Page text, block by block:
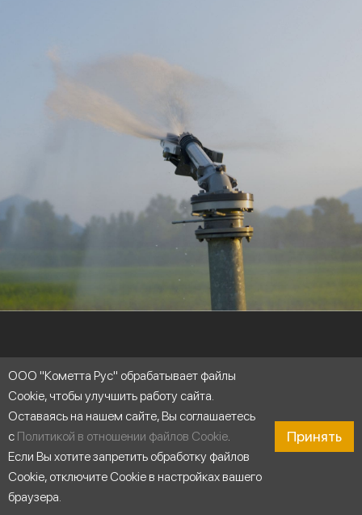
Область применения
ООО "Кометта Рус" обрабатывает файлы
Cookie, чтобы улучшить работу сайта.
Оставаясь на нашем сайте, Вы соглашаетесь
с Политикой в отношении файлов Cookie.
Если Вы хотите запретить обработку файлов
Cookie, отключите Cookie в настройках вашего
браузера.
Принять